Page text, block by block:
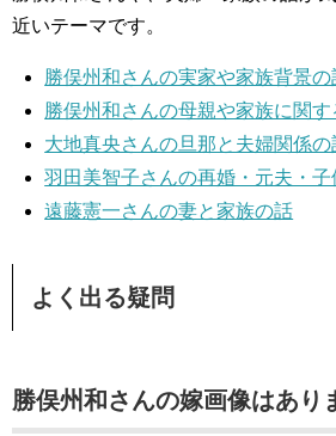
近いテーマです。
勝俣州和さんの実家や家族背景の
勝俣州和さんの母親や家族に関す
大地真央さんの旦那と夫婦関係の
羽田美智子さんの再婚・元夫・子
遠藤憲一さんの妻と家族の話
よく出る疑問
勝俣州和さんの嫁画像はあり